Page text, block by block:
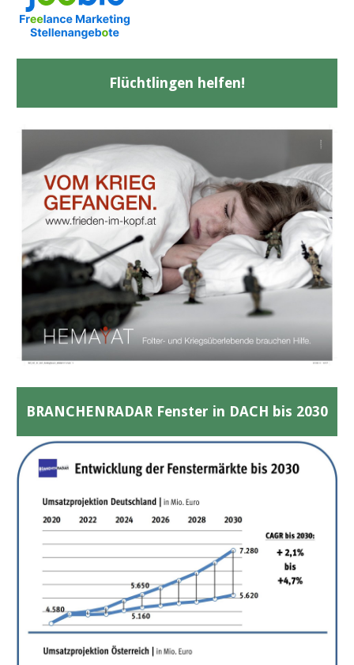
Flüchtlingen helfen!
BRANCHENRADAR Fenster in DACH bis 2030